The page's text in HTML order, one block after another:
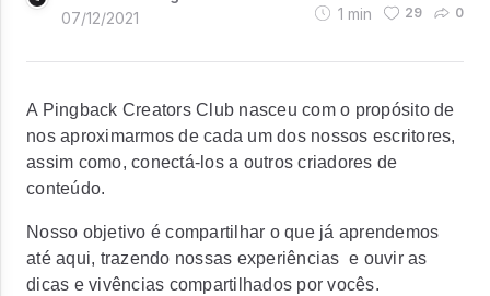
07/12/2021
1 min 29 0
A Pingback Creators Club nasceu com o propósito de
nos aproximarmos de cada um dos nossos escritores,
assim como, conectá-los a outros criadores de
conteúdo.
Nosso objetivo é compartilhar o que já aprendemos
até aqui, trazendo nossas experiências e ouvir as
dicas e vivências compartilhados por vocês.